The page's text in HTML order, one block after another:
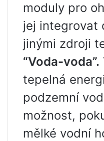
moduly pro
jej integrovat
jinými zdroji
“Voda-voda”.
tepelná
podzemní
možnost,
mělké vodní